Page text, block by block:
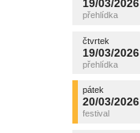
19/03/2026
čtvrtek
19/03/2026
čtvrtek
19/03/2026
čtvrtek
19/03/2026
pátek
20/03/2026
pátek
20/03/2026